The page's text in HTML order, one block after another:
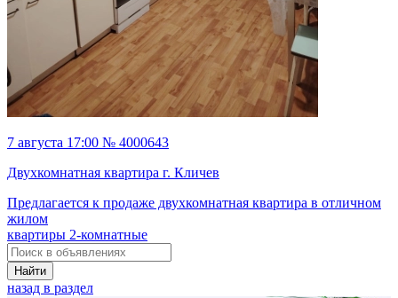
7 августа 17:00 № 4000643
Двухкомнатная квартира г. Кличев
Предлагается к продаже двухкомнатная квартира в отличном
жилом
квартиры 2-комнатные
Найти
назад в раздел